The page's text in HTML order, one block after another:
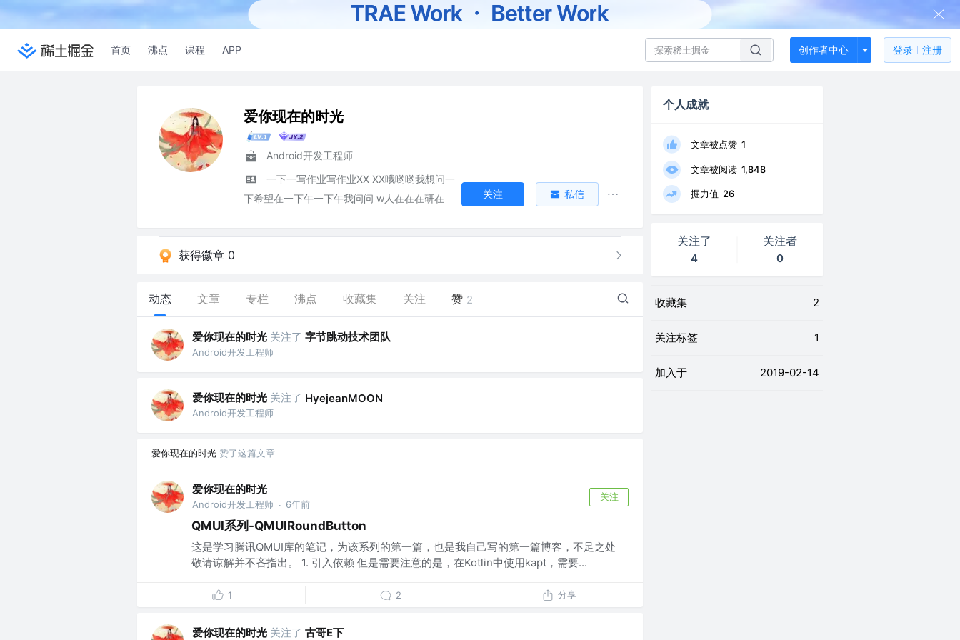
首页 沸点 课程 APP 创作者中心 登录 注册
爱你现在的时光
Android开发工程师
一下一写作业写作业XX XX哦哟哟我想问一
下希望在一下午一下午我问问 w人在在在研在
关注 私信
获得徽章 0
动态 文章 专栏 沸点 收藏集 关注 赞 2
爱你现在的时光 关注了 字节跳动技术团队
Android开发工程师
爱你现在的时光 关注了 HyejeanMOON
Android开发工程师
爱你现在的时光 赞了这篇文章
爱你现在的时光
Android开发工程师 · 6年前
关注
QMUI系列-QMUIRoundButton
这是学习腾讯QMUI库的笔记，为该系列的第一篇，也是我自己写的第一篇博客，不足之处
敬请谅解并不吝指出。 1. 引入依赖 但是需要注意的是，在Kotlin中使用kapt，需要...
1 2 分享
爱你现在的时光 关注了 古哥E下
个人成就
文章被点赞 1
文章被阅读 1,848
掘力值 26
关注了
4
关注者
0
收藏集 2
关注标签 1
加入于 2019-02-14